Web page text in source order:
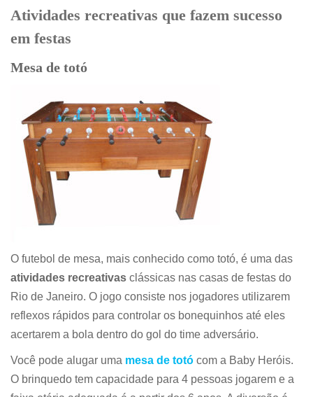
Atividades recreativas que fazem sucesso
em festas
Mesa de totó
O futebol de mesa, mais conhecido como totó, é uma das
atividades recreativas clássicas nas casas de festas do
Rio de Janeiro. O jogo consiste nos jogadores utilizarem
reflexos rápidos para controlar os bonequinhos até eles
acertarem a bola dentro do gol do time adversário.
Você pode alugar uma mesa de totó com a Baby Heróis.
O brinquedo tem capacidade para 4 pessoas jogarem e a